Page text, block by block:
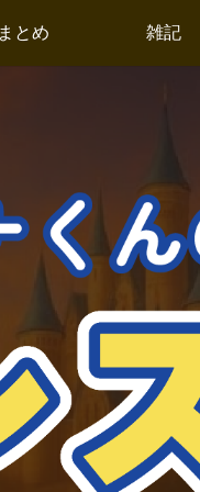
とめ 雑記